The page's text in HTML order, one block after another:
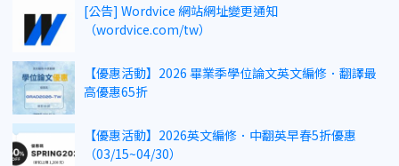
[公告] Wordvice 網站網址變更通知
（wordvice.com/tw）
【優惠活動】2026 畢業季學位論文英文編修．翻譯最
高優惠65折
【優惠活動】2026英文編修．中翻英早春5折優惠
（03/15~04/30）